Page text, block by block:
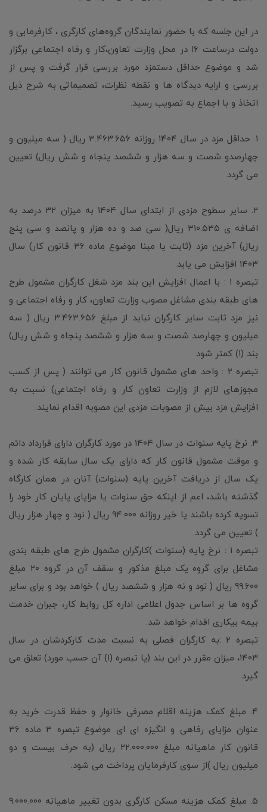
در این جلسه که با حضور نمایندگان گروه‌های کارگری ، کارفرمایی و
دولت درساعت ۱۶ در محل وزارت تعاون،کار و رفاه اجتماعی برگزار
شد و موضوع حداقل دستمزد مورد بررسی قرار گرفت و پس از
بررسی و ارایه دیدگاه ها و نقطه نظرات، تصمیماتی به شرح ذیل
اتخاذ و با اجماع به تصویب رسید.
۱. حداقل مزد در سال ۱۴۰۴ روزانه ۳.۴۶۳.۶۵۶ ریال ( سه میلیون و
چهارصدو شصت و سه هزار و ششصد پنجاه و شش ریال) تعیین
می گردد.
۲. سایر سطوح مزدی از ابتدای سال ۱۴۰۴ به میزان ۳۲ درصد به
اضافه ی ۳۱۰.۵۳۵ ریال( سی صد و ده هزار و پانصد و سی پنج
ریال) آخرین مزد (ثابت یا مبنا موضوع ماده ۳۶ قانون کار) سال
۱۴۰۳ افزایش می یابد.
تبصره ۱ : با اعمال افزایش این بند مزد شغل کارگران مشمول طرح
های طبقه بندی مشاغل مصوب وزارت تعاون، کار و رفاه اجتماعی و
نیز مزد ثابت سایر کارگران نباید از مبلغ ۳.۴۶۳.۶۵۶ ریال ( سه
میلیون و چهارصد شصت و سه هزار و ششصد پنجاه و شش ریال)
بند (۱) کمتر شود.
تبصره ۲ : واحد های مشمول قانون کار می توانند ( پس از کسب
مجوزهای لازم از وزارت تعاون کار و رفاه اجتماعی) نسبت به
افزایش مزد بیش از مصوبات مزدی این مصوبه اقدام نمایند.
۳. نرخ پایه سنوات در سال ۱۴۰۴ در مورد کارگران دارای قرارداد دائم
و موقت مشمول قانون کار که دارای یک سال سابقه کار شده و
یک سال از دریافت آخرین پایه (سنوات) آنان در همان کارگاه
گذشته باشد، اعم از اینکه حق سنوات یا مزایای پایان کار خود را
تسویه کرده باشند یا خیر روزانه ۹۴.۰۰۰ ریال ( نود و چهار هزار ریال
) تعیین می گردد.
تبصره ۱ : نرخ پایه (سنوات )کارگران مشمول طرح های طبقه بندی
مشاغل برای گروه یک مبلغ مذکور و سقف آن در گروه ۲۰ مبلغ
۹۹.۶۰۰ ریال ( نود و نه هزار و ششصد ریال ) خواهد بود و برای سایر
گروه ها بر اساس جدول اعلامی اداره کل روابط کار، جبران خدمت
بیمه بیکاری اقدام خواهد شد.
تبصره ۲ :به کارگران فصلی به نسبت مدت کارکردشان در سال
۱۴۰۳، میزان مقرر در این بند (یا تبصره (۱) آن حسب مورد) تعلق می
گیرد.
۴. مبلغ کمک هزینه اقلام مصرفی خانوار و حفظ قدرت خرید به
عنوان مزایای رفاهی و انگیزه ای ای موضوع تبصره ۳ ماده ۳۶
قانون کار ماهیانه مبلغ ۲۲.۰۰۰.۰۰۰ ریال (به حرف بیست و دو
میلیون ریال )از سوی کارفرمایان پرداخت می شود.
۵. مبلغ کمک هزینه مسکن کارگری بدون تغییر ماهیانه ۹.۰۰۰.۰۰۰